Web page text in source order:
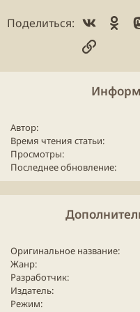
Системные
Поделиться: Vk Ok
Ссылка
Автор
Время чтения статьи
Просмотры
Последнее обновление
Оригинальное название
Жанр
Разработчик
Издатель
Режим